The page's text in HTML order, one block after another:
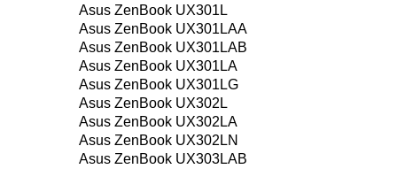
Asus ZenBook UX301L
Asus ZenBook UX301LAA
Asus ZenBook UX301LAB
Asus ZenBook UX301LA
Asus ZenBook UX301LG
Asus ZenBook UX302L
Asus ZenBook UX302LA
Asus ZenBook UX302LN
Asus ZenBook UX303LAB